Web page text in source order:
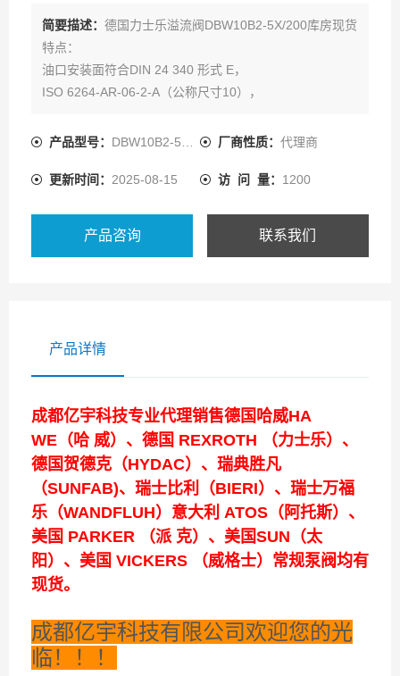
简要描述： 德国力士乐溢流阀DBW10B2-5X/200库房现货
特点：
油口安装面符合DIN 24 340 形式 E，
ISO 6264-AR-06-2-A（公称尺寸10），
H，
-用于螺纹连接
-4 个调节原件：
产品型号： DBW10B2-5X/200-6EG24N9K4 厂商性质： 代理商
更新时间： 2025-08-15 访 问 量： 1200
产品咨询 联系我们
产品详情
成都亿宇科技专业代理销售德国哈威HA
WE（哈 威）、德国 REXROTH （力士乐）、
德国贺德克（HYDAC）、瑞典胜凡
（SUNFAB)、瑞士比利（BIERI）、瑞士万福
乐（WANDFLUH）意大利 ATOS（阿托斯）、
美国 PARKER （派 克）、美国SUN（太
阳）、美国 VICKERS （威格士）常规泵阀均有
现货。
成都亿宇科技有限公司欢迎您的光
临！！！